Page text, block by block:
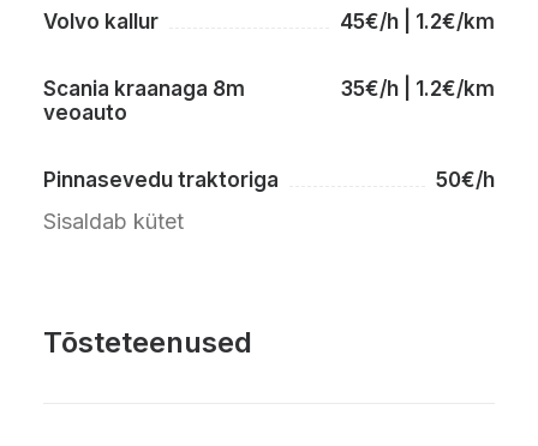
Volvo kallur 45€/h | 1.2€/km
Scania kraanaga 8m
veoauto
35€/h | 1.2€/km
Pinnasevedu traktoriga 50€/h
Sisaldab kütet
Tõsteteenused